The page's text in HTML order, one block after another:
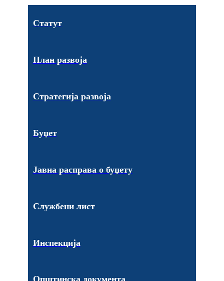
Статут
План развоја
Стратегија развоја
Буџет
Јавна расправа о буџету
Службени лист
Инспекција